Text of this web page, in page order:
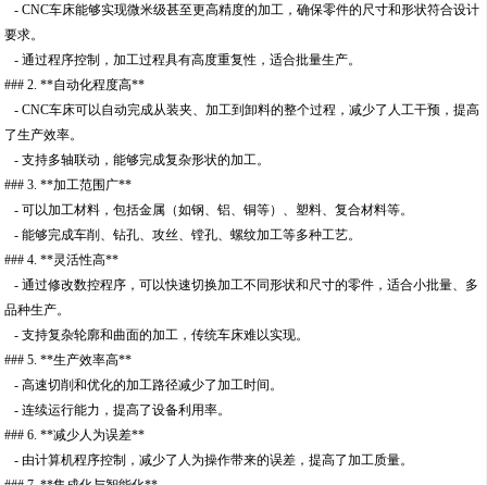
- CNC车床能够实现微米级甚至更高精度的加工，确保零件的尺寸和形状符合设计
要求。
- 通过程序控制，加工过程具有高度重复性，适合批量生产。
### 2. **自动化程度高**
- CNC车床可以自动完成从装夹、加工到卸料的整个过程，减少了人工干预，提高
了生产效率。
- 支持多轴联动，能够完成复杂形状的加工。
### 3. **加工范围广**
- 可以加工材料，包括金属（如钢、铝、铜等）、塑料、复合材料等。
- 能够完成车削、钻孔、攻丝、镗孔、螺纹加工等多种工艺。
### 4. **灵活性高**
- 通过修改数控程序，可以快速切换加工不同形状和尺寸的零件，适合小批量、多
品种生产。
- 支持复杂轮廓和曲面的加工，传统车床难以实现。
### 5. **生产效率高**
- 高速切削和优化的加工路径减少了加工时间。
- 连续运行能力，提高了设备利用率。
### 6. **减少人为误差**
- 由计算机程序控制，减少了人为操作带来的误差，提高了加工质量。